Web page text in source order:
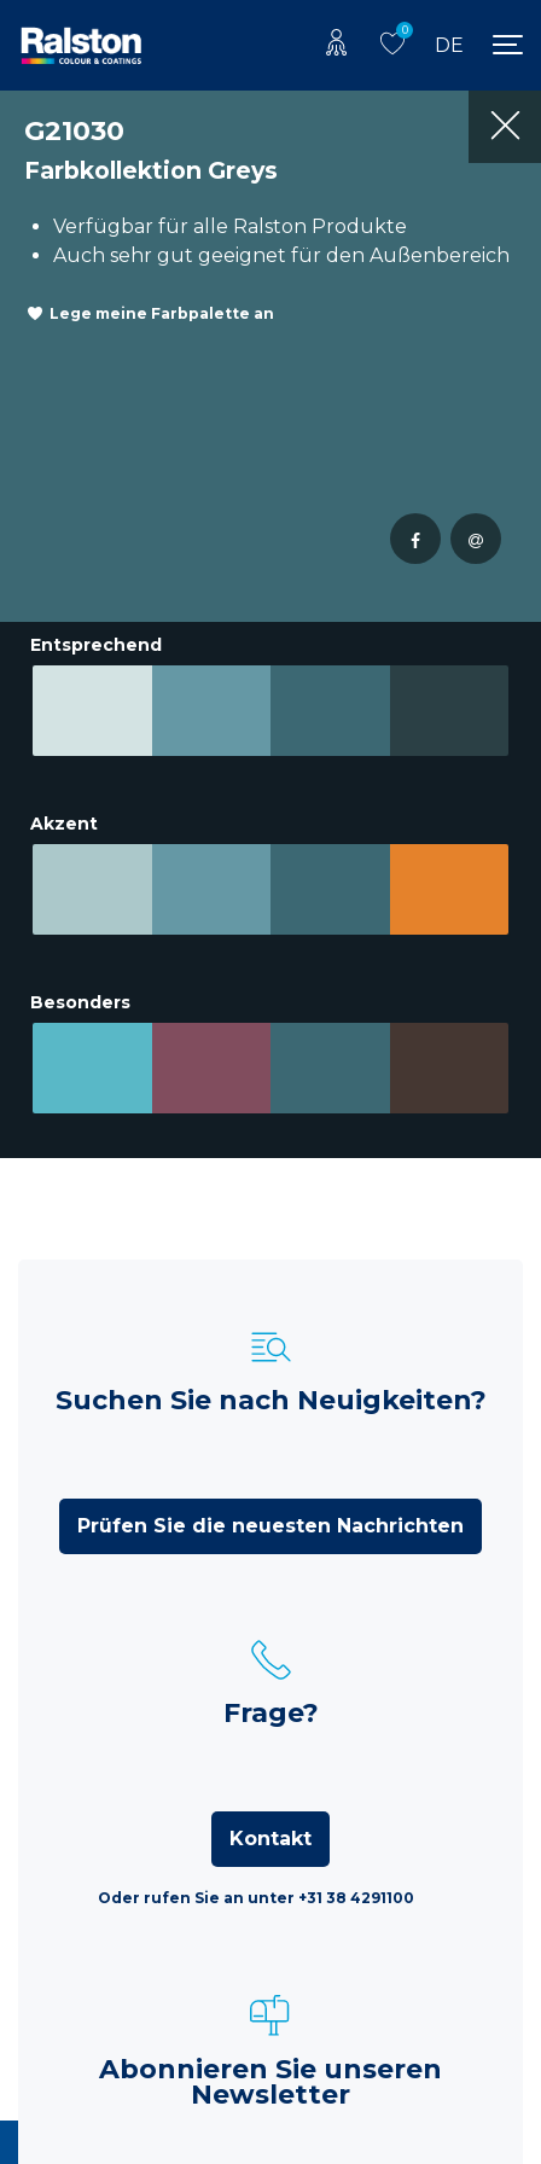
0
DE
G21030
Farbkollektion Greys
Verfügbar für alle Ralston Produkte
Auch sehr gut geeignet für den Außenbereich
Lege meine Farbpalette an
Entsprechend
Akzent
Besonders
Suchen Sie nach Neuigkeiten?
Prüfen Sie die neuesten Nachrichten
Frage?
Kontakt
Oder rufen Sie an unter +31 38 4291100
Abonnieren Sie unseren
Newsletter